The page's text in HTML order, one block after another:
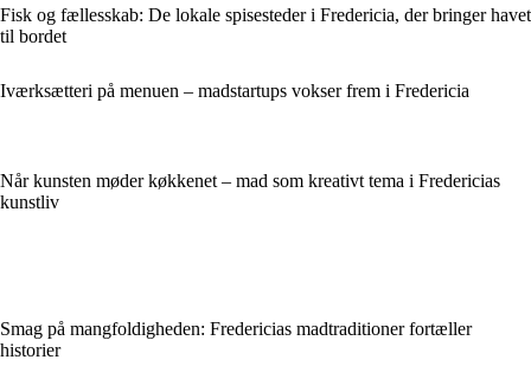
Fisk og fællesskab: De lokale spisesteder i Fredericia, der bringer havet
til bordet
Iværksætteri på menuen – madstartups vokser frem i Fredericia
Når kunsten møder køkkenet – mad som kreativt tema i Fredericias
kunstliv
Smag på mangfoldigheden: Fredericias madtraditioner fortæller
historier